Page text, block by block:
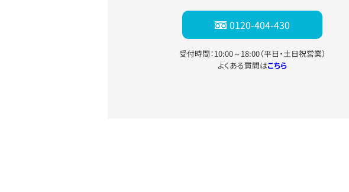
0120-404-430
受付時間：10:00～18:00（平日・土日祝営業）
よくある質問はこちら